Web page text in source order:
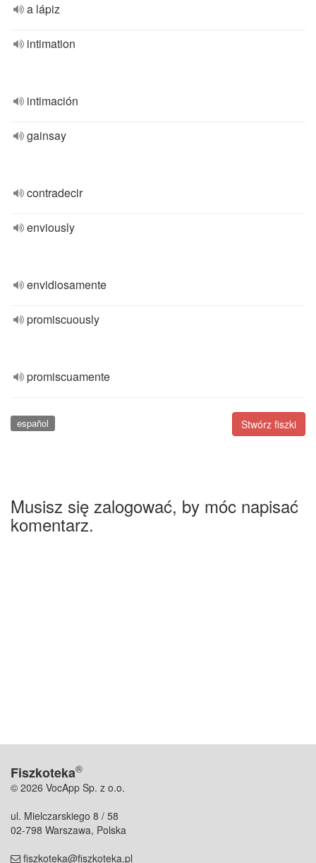
a lápiz
intimation
intimación
gainsay
contradecir
enviously
envidiosamente
promiscuously
promiscuamente
Stwórz fiszki
español
Musisz się zalogować, by móc napisać
komentarz.
Fiszkoteka®
© 2026 VocApp Sp. z o.o.
ul. Mielczarskiego 8 / 58
02-798 Warszawa, Polska
fiszkoteka@fiszkoteka.pl